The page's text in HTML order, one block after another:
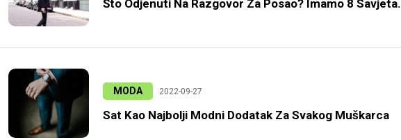
Što Odjenuti Na Razgovor Za Posao? Imamo 8 Savjeta.
MODA 2022-09-27
Sat Kao Najbolji Modni Dodatak Za Svakog Muškarca